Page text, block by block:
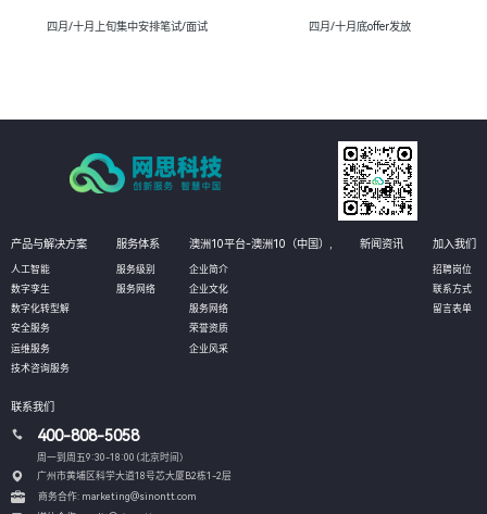
四月/十月上旬集中安排笔试/面试 四月/十月底offer发放
产品与解决方案
人工智能
数字孪生
数字化转型解
安全服务
运维服务
技术咨询服务
服务体系
服务级别
服务网络
澳洲10平台-澳洲10（中国）,
企业简介
企业文化
服务网络
荣誉资质
企业风采
新闻资讯 加入我们
招聘岗位
联系方式
留言表单
联系我们
400-808-5058
周一到周五9:30-18:00 (北京时间）
广州市黄埔区科学大道18号芯大厦B2栋1-2层
商务合作: marketing@sinontt.com